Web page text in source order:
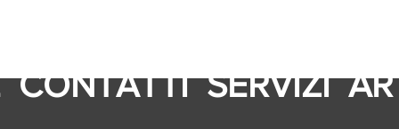
CONTATTI SERVIZI